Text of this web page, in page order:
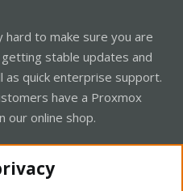
to make sure you are
stable updates and
as quick enterprise support.
have a Proxmox
our online shop.